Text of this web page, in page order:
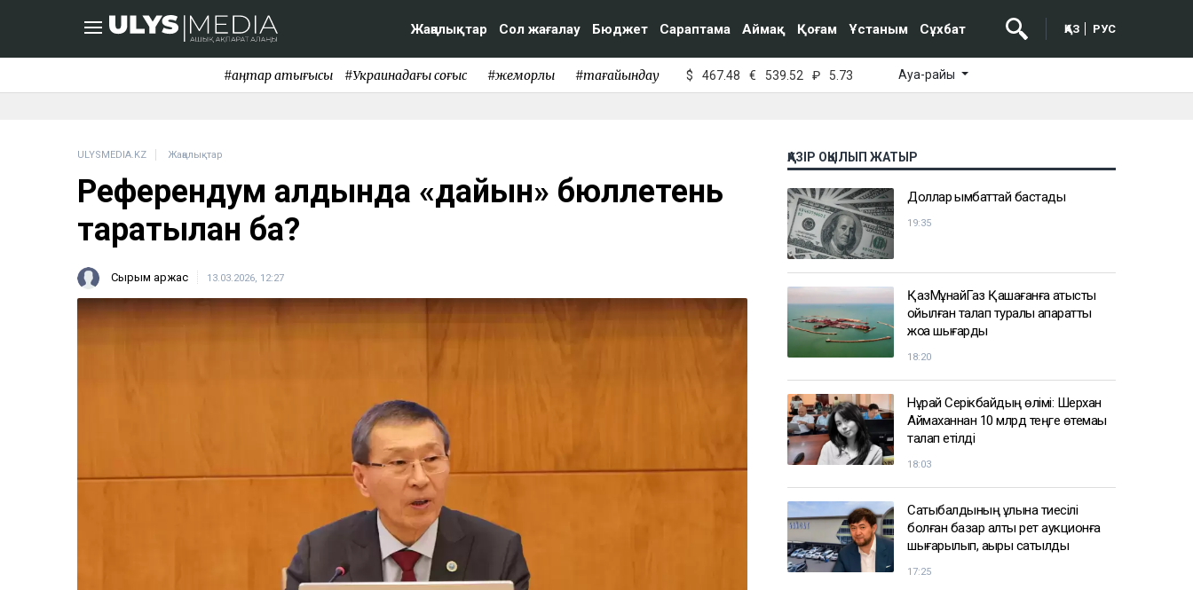
Жаңалықтар Сол жағалау Бюджет Сараптама Аймақ Қоғам Ұстаным Сұхбат ҚАЗ РУС
#қаңтар қақтығысы #Украинадағы соғыс #жемқорлық #тағайындау $ 467.48 € 539.52 ₽ 5.73 Ауа-райы
ULYSMEDIA.KZ Жаңалықтар
Референдум алдында «дайын» бюллетень
таратылған ба?
Сырым Қаржас 13.03.2026, 12:27
ҚАЗІР ОҚЫЛЫП ЖАТЫР
Доллар қымбаттай бастады
19:35
ҚазМұнайГаз Қашағанға қатысты
қойылған талап туралы ақпаратты
жоққа шығарды
18:20
Нұрай Серікбайдың өлімі: Шерхан
Аймаханнан 10 млрд теңге өтемақы
талап етілді
18:03
Сатыбалдының ұлына тиесілі
болған базар алты рет аукционға
шығарылып, ақыры сатылды
17:25